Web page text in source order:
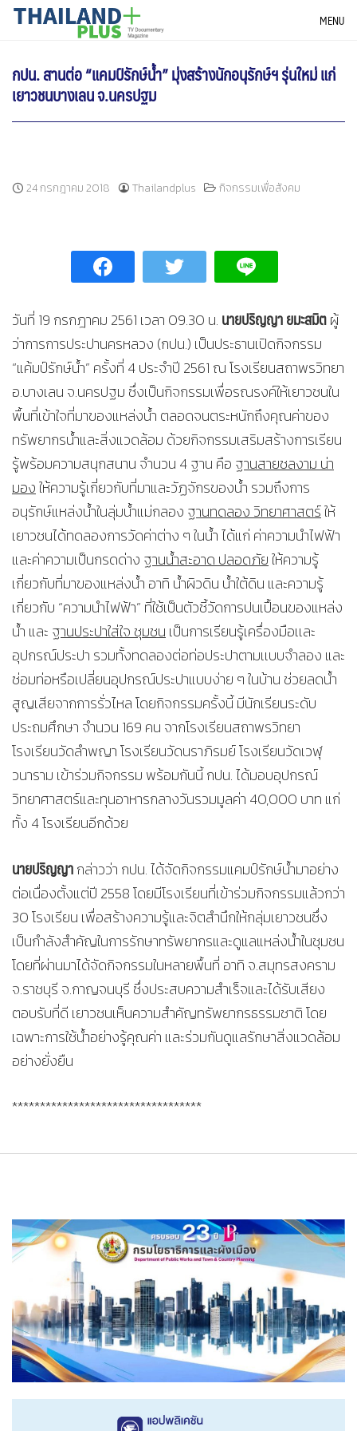
SkipTHAILANDPLUS NEWS MENU
กปน. สานต่อ “แคมป์รักษ์น้ำ” มุ่งสร้างนักอนุรักษ์ฯ รุ่นใหม่ แก่
เยาวชนบางเลน จ.นครปฐม
24 กรกฎาคม 2018 Thailandplus กิจกรรมเพื่อสังคม
วันที่ 19 กรกฎาคม 2561 เวลา 09.30 น. นายปริญญา ยมะสมิตผู้
ว่าการการประปานครหลวง (กปน.) เป็นประธานเปิดกิจกรรม
“แค้มป์รักษ์น้ำ” ครั้งที่ 4 ประจำปี 2561 ณ โรงเรียนสถาพรวิทยา
อ.บางเลน จ.นครปฐม ซึ่งเป็นกิจกรรมเพื่อรณรงค์ให้เยาวชนใน
พื้นที่เข้าใจที่มาของแหล่งน้ำ ตลอดจนตระหนักถึงคุณค่าของ
ทรัพยากรน้ำและสิ่งแวดล้อม ด้วยกิจกรรมเสริมสร้างการเรียน
รู้พร้อมความสนุกสนาน จำนวน 4 ฐาน คือ ฐานสายชลงาม น่า
มองให้ความรู้เกี่ยวกับที่มาและวัฏจักรของน้ำ รวมถึงการ
อนุรักษ์แหล่งน้ำในลุ่มน้ำแม่กลอง ฐานทดลอง วิทยาศาสตร์ให้
เยาวชนได้ทดลองการวัดค่าต่าง ๆ ในน้ำ ได้แก่ ค่าความนำไฟฟ้า
และค่าความเป็นกรดด่าง ฐานน้ำสะอาด ปลอดภัยให้ความรู้
เกี่ยวกับที่มาของแหล่งน้ำ อาทิ น้ำผิวดิน น้ำใต้ดิน และความรู้
เกี่ยวกับ “ความนำไฟฟ้า” ที่ใช้เป็นตัวชี้วัดการปนเปื้อนของแหล่ง
น้ำ และ ฐานประปาใส่ใจ ชุมชน เป็นการเรียนรู้เครื่องมือเเละ
อุปกรณ์ประปา รวมทั้งทดลองต่อท่อประปาตามเเบบจำลอง และ
ซ่อมท่อหรือเปลี่ยนอุปกรณ์ประปาแบบง่าย ๆ ในบ้าน ช่วยลดน้ำ
สูญเสียจากการรั่วไหล โดยกิจกรรมครั้งนี้ มีนักเรียนระดับ
ประถมศึกษา จำนวน 169 คน จากโรงเรียนสถาพรวิทยา
โรงเรียนวัดลำพญา โรงเรียนวัดนราภิรมย์ โรงเรียนวัดเวฬุ
วนาราม เข้าร่วมกิจกรรม พร้อมกันนี้ กปน. ได้มอบอุปกรณ์
วิทยาศาสตร์และทุนอาหารกลางวันรวมมูลค่า 40,000 บาท แก่
ทั้ง 4 โรงเรียนอีกด้วย
นายปริญญากล่าวว่า กปน. ได้จัดกิจกรรมแคมป์รักษ์น้ำมาอย่าง
ต่อเนื่องตั้งแต่ปี 2558 โดยมีโรงเรียนที่เข้าร่วมกิจกรรมแล้วกว่า
30 โรงเรียน เพื่อสร้างความรู้และจิตสำนึกให้กลุ่มเยาวชนซึ่ง
เป็นกำลังสำคัญในการรักษาทรัพยากรและดูแลแหล่งน้ำในชุมชน
โดยที่ผ่านมาได้จัดกิจกรรมในหลายพื้นที่ อาทิ จ.สมุทรสงคราม
จ.ราชบุรี จ.กาญจนบุรี ซึ่งประสบความสำเร็จและได้รับเสียง
ตอบรับที่ดี เยาวชนเห็นความสำคัญทรัพยากรธรรมชาติ โดย
เฉพาะการใช้น้ำอย่างรู้คุณค่า และร่วมกันดูแลรักษาสิ่งแวดล้อม
อย่างยั่งยืน
**********************************